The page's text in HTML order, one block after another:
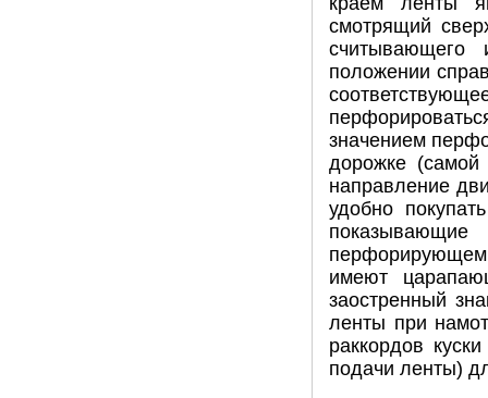
смотрящий
положении
значением
дорожке (самой
направление
удобно
имеют
заостренный
ленты при
раккордов
подачи ленты)